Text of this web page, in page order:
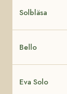
Solbläsa
Bello
Eva Solo